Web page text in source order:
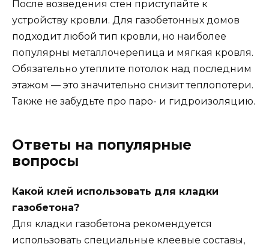
После возведения стен приступайте к
устройству кровли. Для газобетонных домов
подходит любой тип кровли, но наиболее
популярны металлочерепица и мягкая кровля.
Обязательно утеплите потолок над последним
этажом — это значительно снизит теплопотери.
Также не забудьте про паро- и гидроизоляцию.
Ответы на популярные
вопросы
Какой клей использовать для кладки
газобетона?
Для кладки газобетона рекомендуется
использовать специальные клеевые составы,